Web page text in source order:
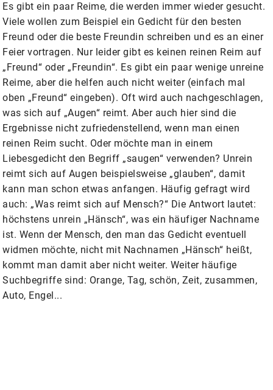
Es gibt ein paar Reime, die werden immer wieder gesucht.
Viele wollen zum Beispiel ein Gedicht für den besten
Freund oder die beste Freundin schreiben und es an einer
Feier vortragen. Nur leider gibt es keinen reinen Reim auf
„Freund“ oder „Freundin“. Es gibt ein paar wenige unreine
Reime, aber die helfen auch nicht weiter (einfach mal
oben „Freund“ eingeben). Oft wird auch nachgeschlagen,
was sich auf „Augen“ reimt. Aber auch hier sind die
Ergebnisse nicht zufriedenstellend, wenn man einen
reinen Reim sucht. Oder möchte man in einem
Liebesgedicht den Begriff „saugen“ verwenden? Unrein
reimt sich auf Augen beispielsweise „glauben“, damit
kann man schon etwas anfangen. Häufig gefragt wird
auch: „Was reimt sich auf Mensch?“ Die Antwort lautet:
höchstens unrein „Hänsch“, was ein häufiger Nachname
ist. Wenn der Mensch, den man das Gedicht eventuell
widmen möchte, nicht mit Nachnamen „Hänsch“ heißt,
kommt man damit aber nicht weiter. Weiter häufige
Suchbegriffe sind: Orange, Tag, schön, Zeit, zusammen,
Auto, Engel...